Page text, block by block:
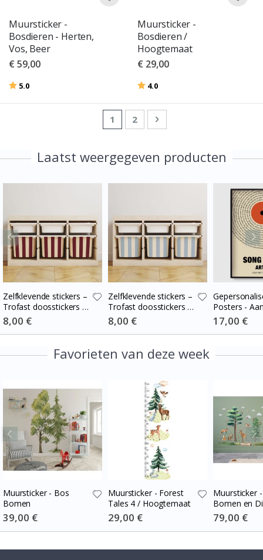
Muursticker -
Bosdieren - Herten,
Vos, Beer
€ 59,00
Beoordeling:
5.0
Muursticker -
Bosdieren /
Hoogtemaat
€ 29,00
Beoordeling:
4.0
Pagina
U lees momenteel pagina
1 Pagina
2 Pagina
Volgende
Laatst weergegeven producten
Zelfklevende stickers –
Trofast doosstickers /
Kies maat / Stripes
burgundy – cream
Special
Price
8,00 €
Zelfklevende stickers –
Trofast doosstickers /
Kies maat / Stripes
blue-cream
Special
Price
8,00 €
Posters -
Vinyl Song
Special
Price
17,00 €
Favorieten van deze week
Muursticker - Bos
Bomen
Special
Price
39,00 €
Muursticker - Forest
Tales 4 / Hoogtemaat
Special
Price
29,00 €
Muursticker
Bomen en
Special
Price
79,00 €